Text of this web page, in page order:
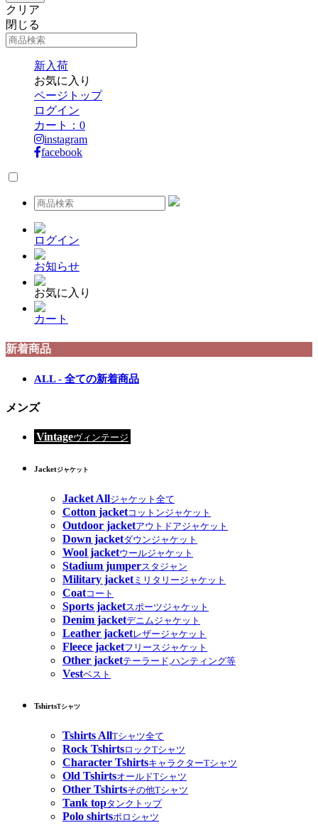
クリア
閉じる
新入荷
お気に入り
ページトップ
ログイン
カート： 0
instagram
facebook
ログイン
お知らせ
お気に入り
カート
新着商品
ALL - 全ての新着商品
メンズ
Vintageヴィンテージ
Jacketジャケット
Jacket Allジャケット全て
Cotton jacketコットンジャケット
Outdoor jacketアウトドアジャケット
Down jacketダウンジャケット
Wool jacketウールジャケット
Stadium jumperスタジャン
Military jacketミリタリージャケット
Coatコート
Sports jacketスポーツジャケット
Denim jacketデニムジャケット
Leather jacketレザージャケット
Fleece jacketフリースジャケット
Other jacketテーラード,ハンティング等
Vestベスト
TshirtsTシャツ
Tshirts AllTシャツ全て
Rock TshirtsロックTシャツ
Character TshirtsキャラクターTシャツ
Old TshirtsオールドTシャツ
Other Tshirtsその他Tシャツ
Tank topタンクトップ
Polo shirtsポロシャツ